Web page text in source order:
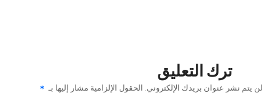
ترك التعليق
لن يتم نشر عنوان بريدك الإلكتروني. الحقول الإلزامية مشار إليها بـ